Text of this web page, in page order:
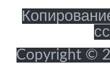
Copyright ©